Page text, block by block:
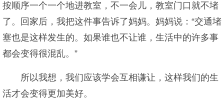
按顺序一个一个地进教室，不一会儿，教室门口就不堵
了。回家后，我把这件事告诉了妈妈。妈妈说：“交通堵
塞也是这样发生的。如果谁也不让谁，生活中的许多事
都会变得很混乱。”
所以我想，我们应该学会互相谦让，这样我们的生
活才会变得更加美好。